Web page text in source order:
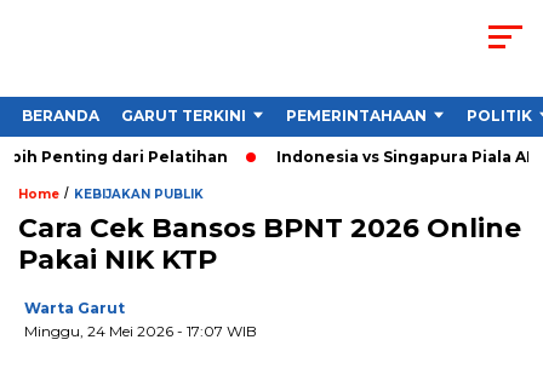
BERANDA GARUT TERKINI PEMERINTAHAAN POLITIK
Penting dari Pelatihan Indonesia vs Singapura Piala AFF
Home / KEBIJAKAN PUBLIK
Cara Cek Bansos BPNT 2026 Online
Pakai NIK KTP
Warta Garut
Minggu, 24 Mei 2026 - 17:07 WIB